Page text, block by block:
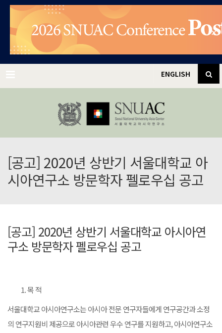
✕
ENGLISH
[공고] 2020년 상반기 서울대학교 아
시아연구소 방문학자 펠로우십 공고
[공고] 2020년 상반기 서울대학교 아시아연
구소 방문학자 펠로우십 공고
목 적
서울대학교 아시아연구소는 아시아 전문 연구자들에게 연구공간과 소정
의 연구지원비 제공으로 아시아관련 우수 연구를 지원하고, 아시아연구소